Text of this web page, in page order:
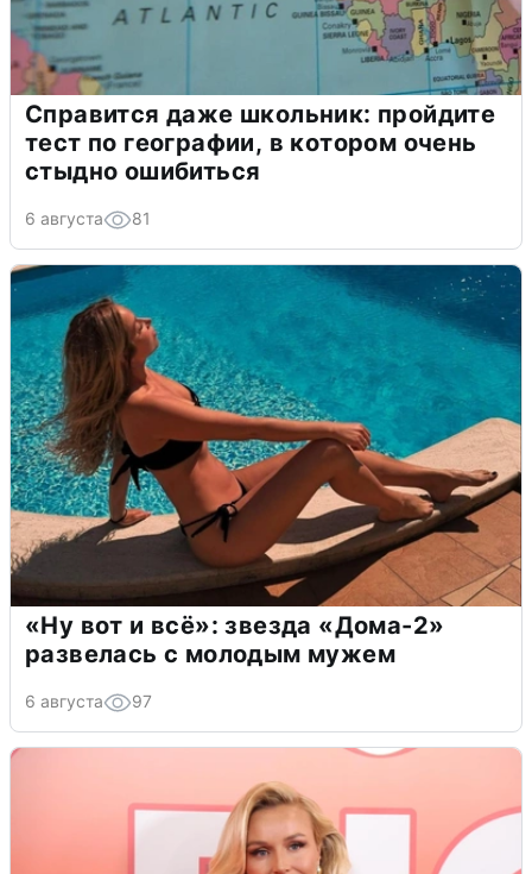
Справится даже школьник: пройдите
тест по географии, в котором очень
стыдно ошибиться
6 августа 81
«Ну вот и всё»: звезда «Дома-2»
развелась с молодым мужем
6 августа 97